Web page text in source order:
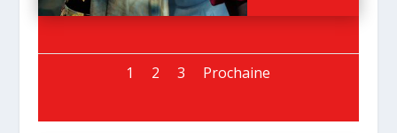
1 2 3 Prochaine